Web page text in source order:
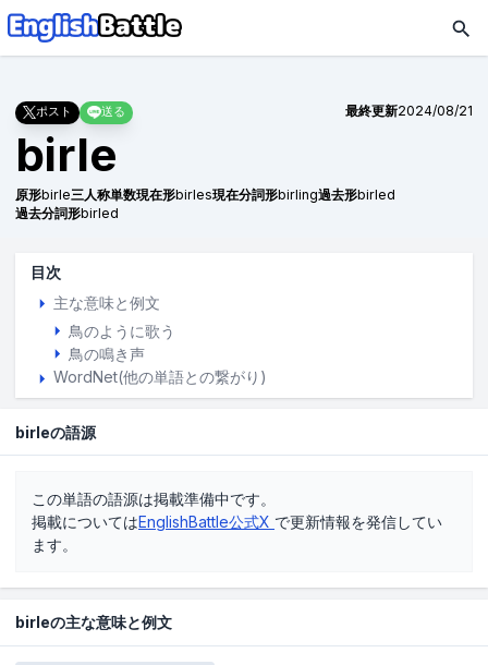
ポスト 送る 最終更新2024/08/21
birle
原形birle三人称単数現在形birles現在分詞形birling過去形birled
過去分詞形birled
目次
主な意味と例文
鳥のように歌う
鳥の鳴き声
WordNet(他の単語との繋がり)
birleの語源
この単語の語源は掲載準備中です。
掲載についてはEnglishBattle公式X で更新情報を発信してい
ます。
birleの主な意味と例文